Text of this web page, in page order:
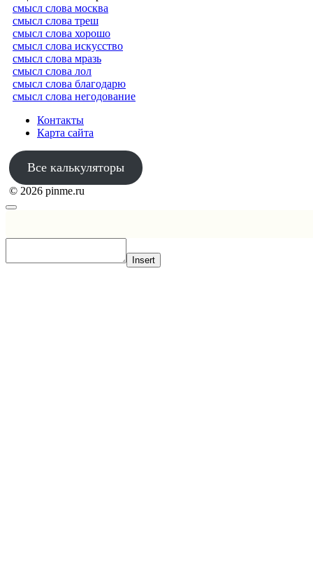
смысл слова москва
смысл слова треш
смысл слова хорошо
смысл слова искусство
смысл слова мразь
смысл слова лол
смысл слова благодарю
смысл слова негодование
Контакты
Карта сайта
Все калькуляторы
© 2026 pinme.ru
Insert